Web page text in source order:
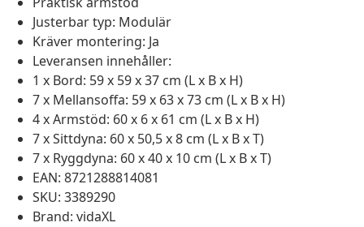
Justerbar typ: Modulär
Kräver montering: Ja
Leveransen innehåller:
1 x Bord: 59 x 59 x 37 cm (L x B x H)
7 x Mellansoffa: 59 x 63 x 73 cm (L x B x H)
4 x Armstöd: 60 x 6 x 61 cm (L x B x H)
7 x Sittdyna: 60 x 50,5 x 8 cm (L x B x T)
7 x Ryggdyna: 60 x 40 x 10 cm (L x B x T)
EAN: 8721288814081
SKU: 3389290
Brand: vidaXL